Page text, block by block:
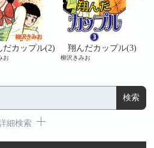
だカップル(2)
お
翔んだカップル(3)
柳沢きみお
細検索